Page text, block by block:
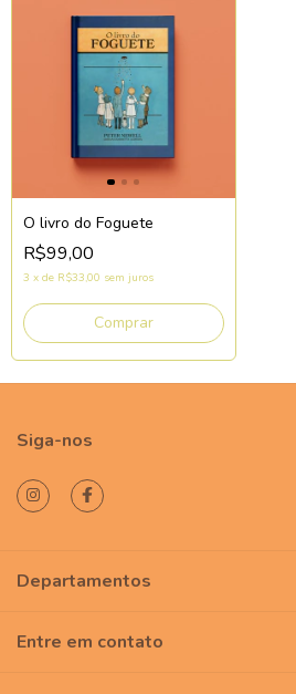
O livro do Foguete
R$99,00
3 x de R$33,00 sem juros
Siga-nos
Departamentos
Entre em contato